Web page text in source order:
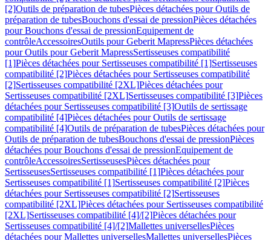
[2]Outils de préparation de tubesPièces détachées pour Outils de
préparation de tubesBouchons d'essai de pressionPièces détachées
pour Bouchons d'essai de pressionEquipement de
contrôleAccessoiresOutils pour Geberit MapressPièces détachées
pour Outils pour Geberit MapressSertisseuses compatibilité
[1]Pièces détachées pour Sertisseuses compatibilité [1]Sertisseuses
compatibilité [2]Pièces détachées pour Sertisseuses compatibilité
[2]Sertisseuses compatibilité [2XL]Pièces détachées pour
Sertisseuses compatibilité [2XL]Sertisseuses compatibilité [3]Pièces
détachées pour Sertisseuses compatibilité [3]Outils de sertissage
compatibilité [4]Pièces détachées pour Outils de sertissage
compatibilité [4]Outils de préparation de tubesPièces détachées pour
Outils de préparation de tubesBouchons d'essai de pressionPièces
détachées pour Bouchons d'essai de pressionEquipement de
contrôleAccessoiresSertisseusesPièces détachées pour
SertisseusesSertisseuses compatibilité [1]Pièces détachées pour
Sertisseuses compatibilité [1]Sertisseuses compatibilité [2]Pièces
détachées pour Sertisseuses compatibilité [2]Sertisseuses
compatibilité [2XL]Pièces détachées pour Sertisseuses compatibilité
[2XL]Sertisseuses compatibilité [4]/[2]Pièces détachées pour
Sertisseuses compatibilité [4]/[2]Mallettes universellesPièces
détachées pour Mallettes universellesMallettes universellesPièces